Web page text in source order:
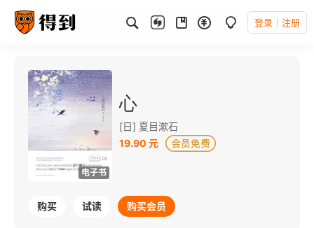
登录 注册
电子书
心
[日] 夏目漱石
19.90 元
购买 试读 购买会员